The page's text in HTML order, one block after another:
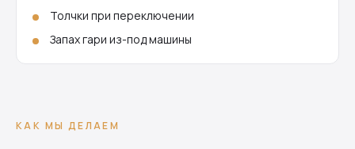
Толчки при переключении
Запах гари из-под машины
КАК МЫ ДЕЛАЕМ